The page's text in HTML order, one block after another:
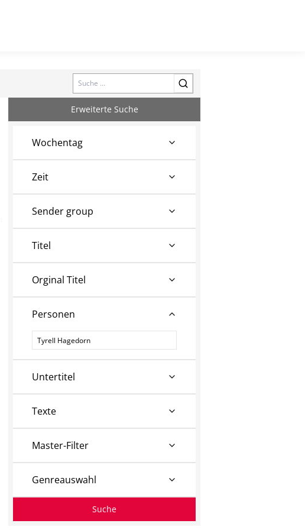
Search
Erweiterte Suche
Wochentag
Zeit
Sender group
Titel
Orginal Titel
Personen
Personen
Untertitel
Texte
Master-Filter
Genreauswahl
Suche